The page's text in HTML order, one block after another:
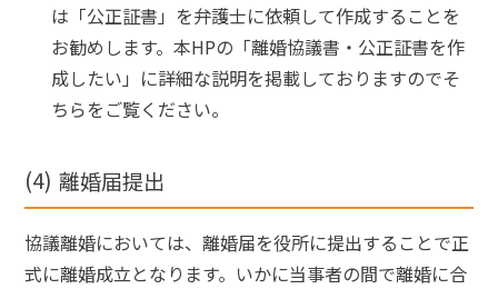
は「公正証書」を弁護士に依頼して作成することを
お勧めします。本HPの「離婚協議書・公正証書を作
成したい」に詳細な説明を掲載しておりますのでそ
ちらをご覧ください。
離婚届提出
協議離婚においては、離婚届を役所に提出することで正
式に離婚成立となります。いかに当事者の間で離婚に合